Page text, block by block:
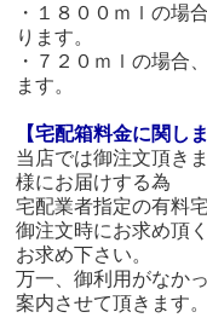
・１８００ｍｌの場
ります。
・７２０ｍｌの場合
ます。
【宅配箱料金に関し
当店では御注文頂き
様にお届けする為
宅配業者指定の有料
御注文時にお求め頂
お求め下さい。
万一、御利用がなか
案内させて頂きます。